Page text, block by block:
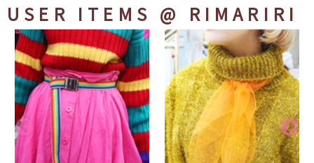
USER ITEMS @ RIMARIRI